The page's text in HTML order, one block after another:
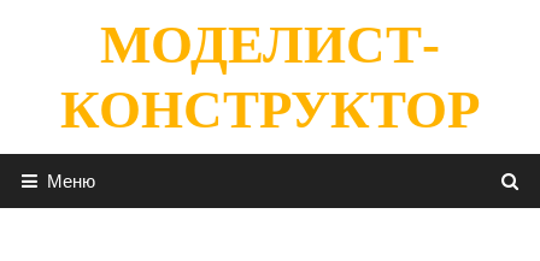
содержимомуМОДЕЛИСТ-
КОНСТРУКТОР
Меню